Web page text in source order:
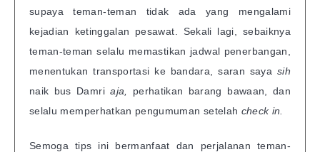
supaya teman-teman tidak ada yang mengalami
kejadian ketinggalan pesawat. Sekali lagi, sebaiknya
teman-teman selalu memastikan jadwal penerbangan,
menentukan transportasi ke bandara, saran saya sih
naik bus Damriaja, perhatikan barang bawaan, dan
selalu memperhatkan pengumuman setelah check in.
Semoga tips ini bermanfaat dan perjalanan teman-